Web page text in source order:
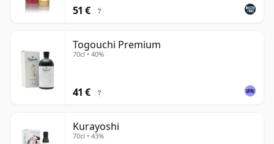
51 € ?
Togouchi Premium
70cl • 40%
41 € ?
Kurayoshi
70cl • 43%